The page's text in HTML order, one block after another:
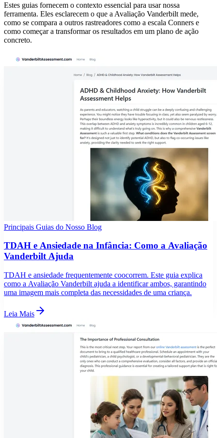
Estes guias fornecem o contexto essencial para usar nossa
ferramenta. Eles esclarecem o que a Avaliação Vanderbilt mede,
como se compara a outros rastreadores como a escala Conners e
como começar a transformar os resultados em um plano de ação
concreto.
Principais Guias do Nosso Blog
TDAH e Ansiedade na Infância: Como a Avaliação
Vanderbilt Ajuda
TDAH e ansiedade frequentemente coocorrem. Este guia explica
como a Avaliação Vanderbilt ajuda a identificar ambos, garantindo
uma imagem mais completa das necessidades de uma criança.
Leia Mais